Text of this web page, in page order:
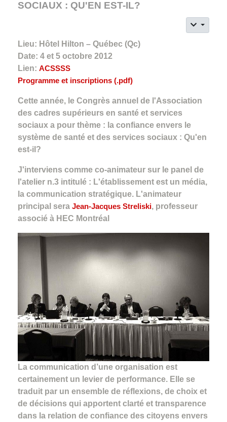
SOCIAUX : QU'EN EST-IL?
Lieu: Hôtel Hilton – Québec (Qc)
Date: 4 et 5 octobre 2012
Lien: ACSSSS
Programme et inscriptions (.pdf)
Cette année, le Congrès annuel de l'Association
des cadres supérieurs en santé et services
sociaux a pour thème : la confiance envers le
système de santé et des services sociaux : Qu'en
est-il?
J'interviens comme co-animateur sur le panel de
l'atelier n.3 intitulé : L'établissement est un média,
la communication stratégique. L'animateur
principal sera Jean-Jacques Streliski, professeur
associé à HEC Montréal
La communication d’une organisation est
certainement un levier de performance. Elle se
traduit par un ensemble de réflexions, de choix et
de décisions qui apportent clarté et transparence
dans la relation de confiance des citoyens envers